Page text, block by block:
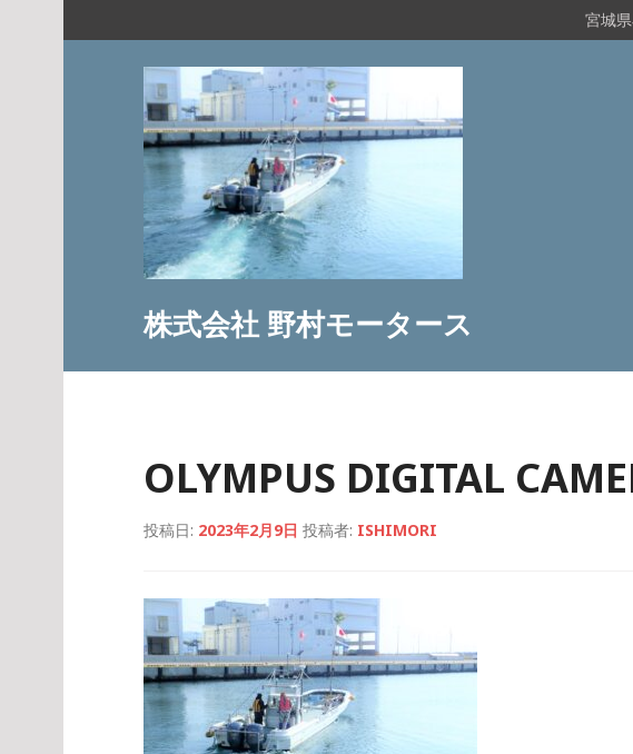
ン
宮城
株式会社 野村モータース
OLYMPUS DIGITAL
投稿日: 2023年2月9日 投稿者: ISHIMORI